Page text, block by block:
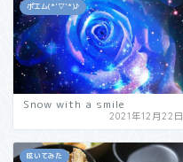
ポエム(*'▽'*)♪
Snow with a smile
2021年12月22日
呟いてみた